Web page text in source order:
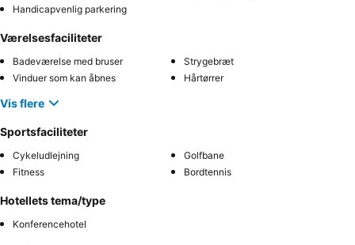
Handicapvenlig parkering
Værelsesfaciliteter
Badeværelse med bruser
Strygebræt
Vinduer som kan åbnes
Hårtørrer
Vis flere
Sportsfaciliteter
Cykeludlejning
Golfbane
Fitness
Bordtennis
Hotellets tema/type
Konferencehotel